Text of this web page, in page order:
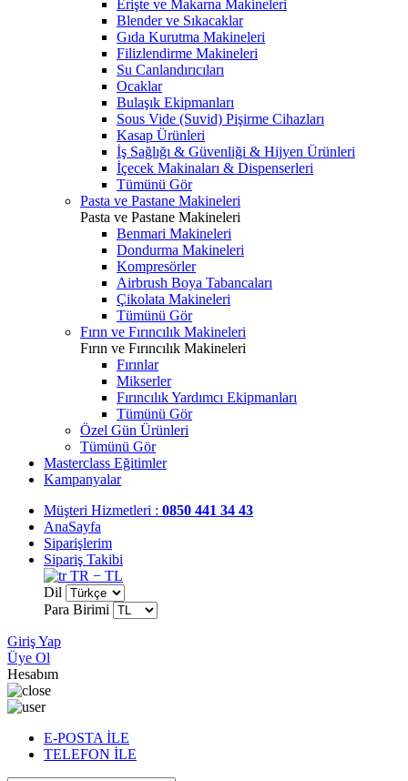
Erişte ve Makarna Makineleri
Blender ve Sıkacaklar
Gıda Kurutma Makineleri
Filizlendirme Makineleri
Su Canlandırıcıları
Ocaklar
Bulaşık Ekipmanları
Sous Vide (Suvid) Pişirme Cihazları
Kasap Ürünleri
İş Sağlığı & Güvenliği & Hijyen Ürünleri
İçecek Makinaları & Dispenserleri
Tümünü Gör
Pasta ve Pastane Makineleri
Pasta ve Pastane Makineleri
Benmari Makineleri
Dondurma Makineleri
Kompresörler
Airbrush Boya Tabancaları
Çikolata Makineleri
Tümünü Gör
Fırın ve Fırıncılık Makineleri
Fırın ve Fırıncılık Makineleri
Fırınlar
Mikserler
Fırıncılık Yardımcı Ekipmanları
Tümünü Gör
Özel Gün Ürünleri
Tümünü Gör
Masterclass Eğitimler
Kampanyalar
Müşteri Hizmetleri : 0850 441 34 43
AnaSayfa
Siparişlerim
Sipariş Takibi
TR − TL
Dil
Para Birimi
Giriş Yap
Üye Ol
Hesabım
E-POSTA İLE
TELEFON İLE